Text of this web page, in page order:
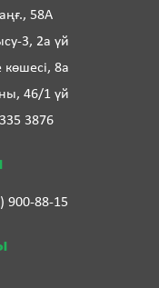
58А
3, 2а үй
көшесі, 8а
46/1 үй
3876
900-88-15